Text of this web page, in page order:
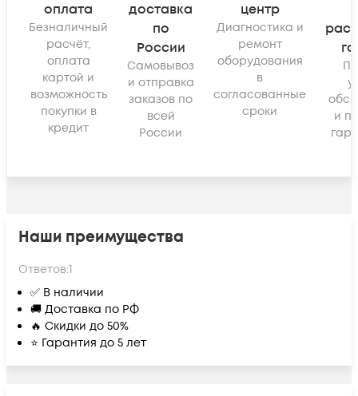
оплата
Безналичный
расчёт,
оплата
картой и
возможность
покупки в
кредит
доставка
по
России
Самовывоз
и отправка
заказов по
всей
России
центр
Диагностика и
ремонт
оборудования
в
согласованные
сроки
и
Наши преимущества
Ответов:1
✅ В наличии
🚚 Доставка по РФ
🔥 Скидки до 50%
⭐ Гарантия до 5 лет